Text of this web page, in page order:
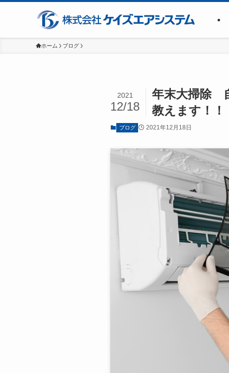
ホーム ブログ
年末大掃除
教えます！！
2021
12/18
ブログ 2021年12月18日